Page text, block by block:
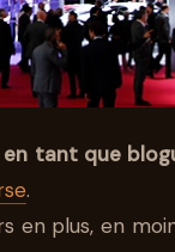
en tant que
.
en plus, en